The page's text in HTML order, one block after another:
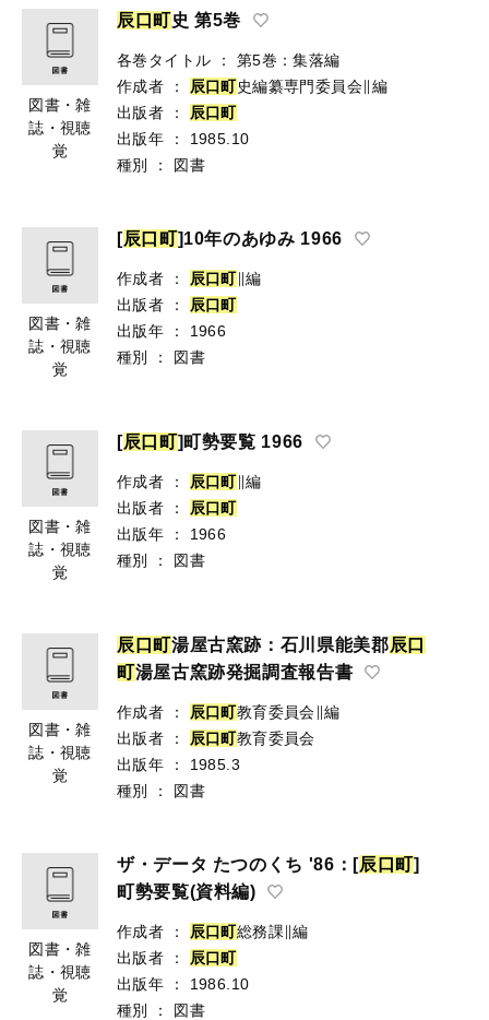
図書・雑
誌・視聴
覚
辰 口 町史 第5巻
各巻タイトル ：
第5巻：集落編
作成者
： 辰口町史編纂専門委員会∥編
出版者
： 辰口町
出版年
：
1985.10
種別
： 図書
図書・雑
誌・視聴
覚
[辰 口 町]10年のあゆみ 1966
作成者 ： 辰口町∥編
出版者
： 辰口町
出版年
：
1966
種別
： 図書
図書・雑
誌・視聴
覚
[辰 口 町]町勢要覧 1966
作成者 ： 辰口町∥編
出版者
： 辰口町
出版年
：
1966
種別
： 図書
図書・雑
誌・視聴
覚
辰 口 町湯屋古窯跡：石川県能美郡辰 口
町湯屋古窯跡発掘調査報告書
作成者 ： 辰口町教育委員会∥編
出版者
： 辰口町教育委員会
出版年
：
1985.3
種別
： 図書
図書・雑
誌・視聴
覚
ザ・データ たつのくち '86：[辰 口 町]
町勢要覧(資料編)
作成者 ： 辰口町総務課∥編
出版者
： 辰口町
出版年
：
1986.10
種別
： 図書